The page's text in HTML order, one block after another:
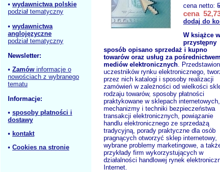
• wydawnictwa polskie
podział tematyczny
• wydawnictwa
anglojęzyczne
podział tematyczny
Newsletter:
• Zamów informacje o
nowościach z wybranego
tematu
Informacje:
• sposoby płatności i
dostawy
• kontakt
• Cookies na stronie
cena netto:
cena
dodaj do
W książce w
przystępny
sposób opisano sprzedaż i kupno
towarów oraz usług za
mediów elektronicznych.
uczestników rynku elektronicznego,
przez nich katalogi i sposoby realizacji
zamówień w zależności od wielkości
rodzaju towarów, sposoby płatności
praktykowane w sklepach internetowych,
mechanizmy i techniki bezpieczeństwa
transakcji elektronicznych, powiązanie
handlu elektronicznego ze sprzedażą
tradycyjną, porady praktyczne dla osób
pragnących otworzyć sklep internetowy,
wybrane problemy marketingowe, a
przykłady firm wykorzystujących w
działalności handlowej rynek
Internet.